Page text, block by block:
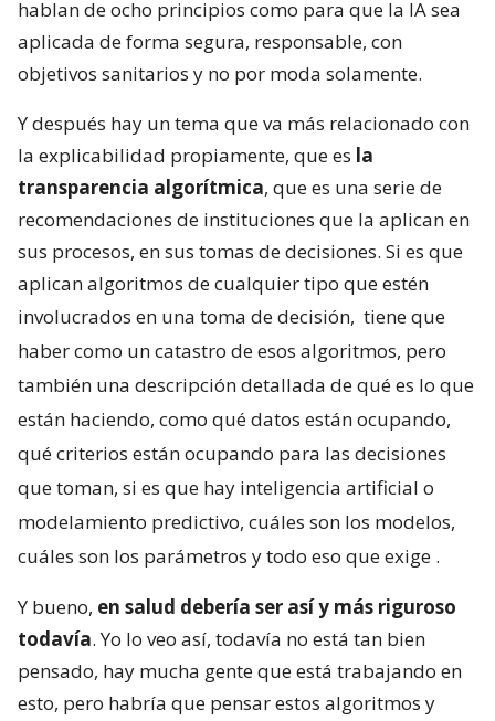
hablan de ocho principios como para que la IA sea
aplicada de forma segura, responsable, con
objetivos sanitarios y no por moda solamente.
Y después hay un tema que va más relacionado con
la explicabilidad propiamente, que es la
transparencia algorítmica, que es una serie de
recomendaciones de instituciones que la aplican en
sus procesos, en sus tomas de decisiones. Si es que
aplican algoritmos de cualquier tipo que estén
involucrados en una toma de decisión, tiene que
haber como un catastro de esos algoritmos, pero
también una descripción detallada de qué es lo que
están haciendo, como qué datos están ocupando,
qué criterios están ocupando para las decisiones
que toman, si es que hay inteligencia artificial o
modelamiento predictivo, cuáles son los modelos,
cuáles son los parámetros y todo eso que exige .
Y bueno, en salud debería ser así y más riguroso
todavía. Yo lo veo así, todavía no está tan bien
pensado, hay mucha gente que está trabajando en
esto, pero habría que pensar estos algoritmos y